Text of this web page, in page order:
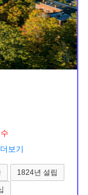
보기
1824년 설립